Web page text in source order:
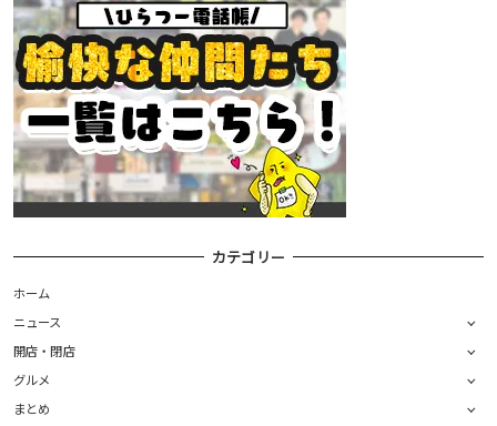
カテゴリー
ホーム
ニュース
開店・閉店
グルメ
まとめ